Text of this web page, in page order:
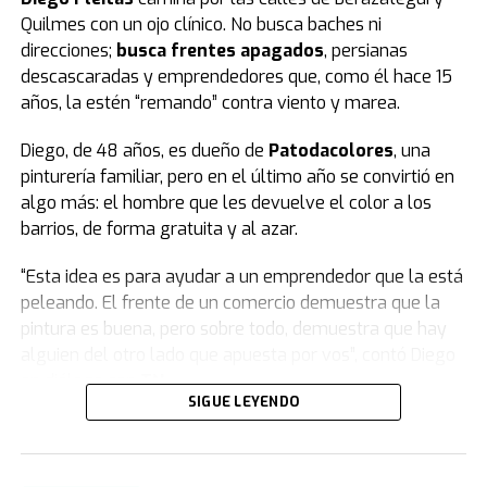
El peronismo se opuso desde el inicioy, además de
advertir que la ley se concentra en lo punitivo y no en la
protección de las infancias, remarcó que los fondos
presupuestados resultan insuficientes.
Según la norma,el presupuesto para un sistema que
reduce la edad de 16 a 14 años destina $23.700
millones a las provincias.
costo del metro cuadrado es de 3,2 millones de pesos.
Con el presupuesto previsto se podrían construir 7.400
Frente a esos números, Jorge Capitanich del PJ señaló:
Quilmes con un ojo clínico. No busca baches ni
direcciones; busca frentes apagados, persianas
descascaradas y emprendedores que, como él hace 15
años, la estén “remando” contra viento y marea.
Diego, de 48 años, es dueño de Patodacolores, una
pinturería familiar, pero en el último año se convirtió en
algo más: el hombre que les devuelve el color a los
barrios, de forma gratuita y al azar.
“Esta idea es para ayudar a un emprendedor que la está
peleando. El frente de un comercio demuestra que la
pintura es buena, pero sobre todo, demuestra que hay
en diálogo conTN.
Diego era profesor de Educación Física cuando conoció
SIGUE LEYENDO